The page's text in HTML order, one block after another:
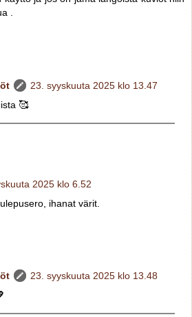
.
23. syyskuuta 2025 klo 13.47
🥰
2025 klo 6.52
ihanat värit.
23. syyskuuta 2025 klo 13.48